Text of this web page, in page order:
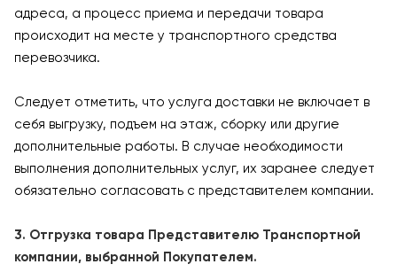
адреса, а процесс приема и передачи товара
происходит на месте у транспортного средства
перевозчика.
Следует отметить, что услуга доставки не включает в
себя выгрузку, подъем на этаж, сборку или другие
дополнительные работы. В случае необходимости
выполнения дополнительных услуг, их заранее следует
обязательно согласовать с представителем компании.
3. Отгрузка товара Представителю Транспортной
компании, выбранной Покупателем.